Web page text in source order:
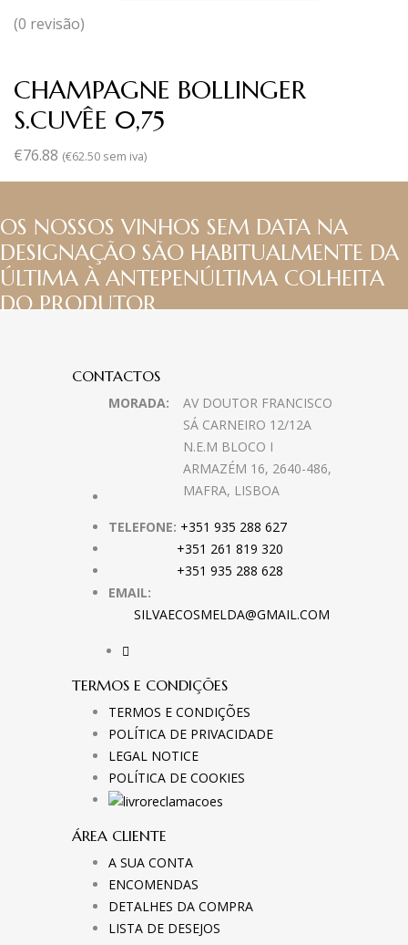
(0 revisão)
CHAMPAGNE BOLLINGER
S.CUVÊE 0,75
€76.88 (€62.50 sem iva)
OS NOSSOS VINHOS SEM DATA NA
DESIGNAÇÃO SÃO HABITUALMENTE DA
ÚLTIMA À ANTEPENÚLTIMA COLHEITA
DO PRODUTOR
CONTACTOS
MORADA:
AV DOUTOR FRANCISCO
SÁ CARNEIRO 12/12A
N.E.M BLOCO I
ARMAZÉM 16, 2640-486,
MAFRA, LISBOA
TELEFONE: +351 935 288 627
+351 261 819 320
+351 935 288 628
EMAIL:
SILVAECOSMELDA@GMAIL.COM
TERMOS E CONDIÇÕES
TERMOS E CONDIÇÕES
POLÍTICA DE PRIVACIDADE
LEGAL NOTICE
POLÍTICA DE COOKIES
ÁREA CLIENTE
A SUA CONTA
ENCOMENDAS
DETALHES DA COMPRA
LISTA DE DESEJOS